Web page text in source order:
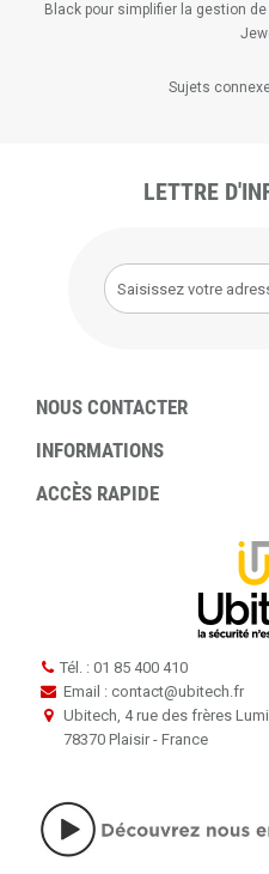
Black pour simplifier la gestion
Sujets
LETTRE
NOUS CONTACTER
INFORMATIONS
ACCÈS RAPIDE
Tél. : 01 85 400 410
Email : contact@ubitech.fr
Ubitech, 4 rue des frères
78370 Plaisir - France